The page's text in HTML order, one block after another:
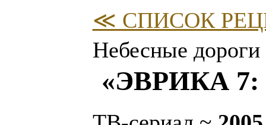
≪ СПИСОК
Небесные дороги
«ЭВРИКА